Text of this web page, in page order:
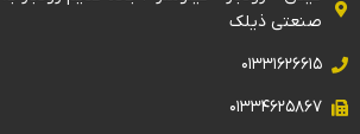
صنعتی ذیلک
۰۱۳۳۱۶۲۶۶۱۵
۰۱۳۳۴۶۲۵۸۶۷